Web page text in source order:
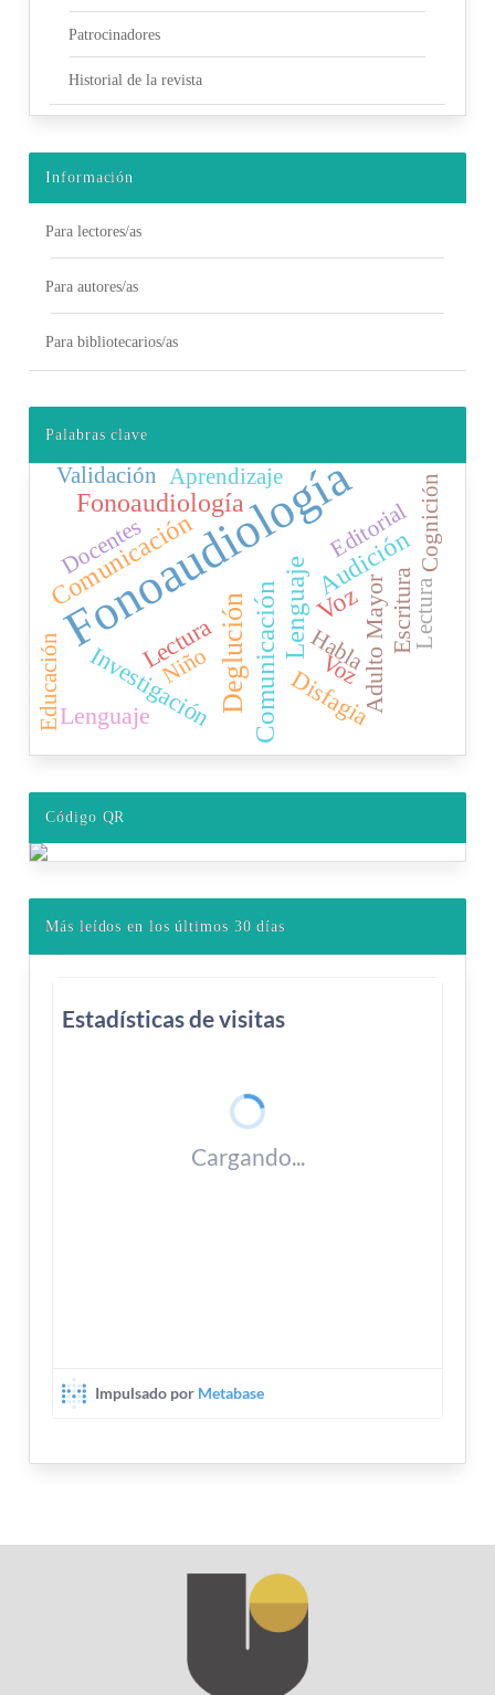
Patrocinadores
Historial de la revista
Información
Para lectores/as
Para autores/as
Para bibliotecarios/as
Palabras clave
Fonoaudiología
Deglución Lenguaje
Comunicación
Fonoaudiología
Voz
Audición
Comunicación
Investigación
Lenguaje
Adulto Mayor
Disfagia
Lectura Escritura
Habla
Educación
Aprendizaje
Lectura
Docentes
Voz
Niño
EditorialCognición
Validación
Código QR
Más leídos en los últimos 30 días